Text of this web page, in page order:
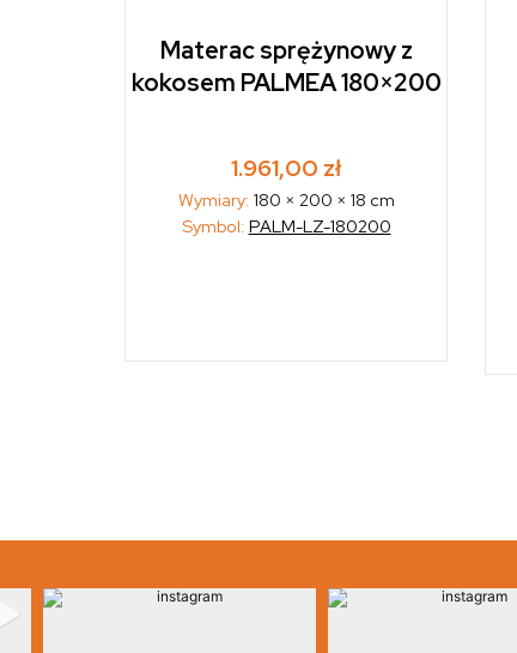
Materac sprężynowy z
kokosem PALMEA 180×200
1.961,00 zł
Wymiary: 180 × 200 × 18 cm
Symbol: PALM-LZ-180200